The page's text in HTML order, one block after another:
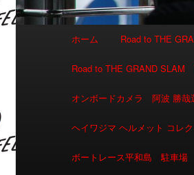
メインコンテンツへ移動
サブコンテンツへ移動
ホーム Road to THE
Road to THE GRAND
オンボードカメラ 阿波 勝
ヘイワジマ ヘルメット コレ
ボートレース平和島 駐車場